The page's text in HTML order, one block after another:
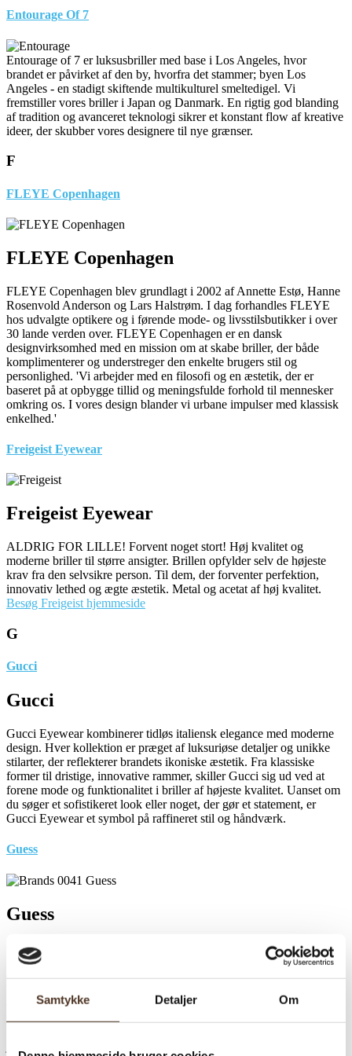
Samtykke Detaljer Om
Entourage Of 7
Entourage of 7 er luksusbriller med base i Los Angeles, hvor
brandet er påvirket af den by, hvorfra det stammer; byen Los
Angeles - en stadigt skiftende multikulturel smeltedigel. Vi
fremstiller vores briller i Japan og Danmark. En rigtig god blanding
af tradition og avanceret teknologi sikrer et konstant flow af kreative
ideer, der skubber vores designere til nye grænser.
F
FLEYE Copenhagen
FLEYE Copenhagen
FLEYE Copenhagen blev grundlagt i 2002 af Annette Estø, Hanne
Rosenvold Anderson og Lars Halstrøm. I dag forhandles FLEYE
hos udvalgte optikere og i førende mode- og livsstilsbutikker i over
30 lande verden over. FLEYE Copenhagen er en dansk
designvirksomhed med en mission om at skabe briller, der både
komplimenterer og understreger den enkelte brugers stil og
personlighed. 'Vi arbejder med en filosofi og en æstetik, der er
baseret på at opbygge tillid og meningsfulde forhold til mennesker
omkring os. I vores design blander vi urbane impulser med klassisk
enkelhed.'
Freigeist Eyewear
Freigeist Eyewear
ALDRIG FOR LILLE! Forvent noget stort! Høj kvalitet og
moderne briller til større ansigter. Brillen opfylder selv de højeste
krav fra den selvsikre person. Til dem, der forventer perfektion,
innovativ lethed og ægte æstetik. Metal og acetat af høj kvalitet.
Besøg Freigeist hjemmeside
G
Gucci
Gucci
Gucci Eyewear kombinerer tidløs italiensk elegance med moderne
design. Hver kollektion er præget af luksuriøse detaljer og unikke
stilarter, der reflekterer brandets ikoniske æstetik. Fra klassiske
former til dristige, innovative rammer, skiller Gucci sig ud ved at
forene mode og funktionalitet i briller af højeste kvalitet. Uanset om
du søger et sofistikeret look eller noget, der gør et statement, er
Gucci Eyewear et symbol på raffineret stil og håndværk.
Guess
Guess
GUESS blev grundlagt i 1981 af Marciano-brødrene, som forlod
Sydfrankrig i forfølgelse af den amerikanske drøm. Inspireret af en
europæisk indflydelse sætter Marciano deres innovative touch på
oprindelige designs var et par stonewashed, slim-fit jeans, 3-zip
Marilyn. Bloomingdale’s (stormagasin fra New York, USA) var det